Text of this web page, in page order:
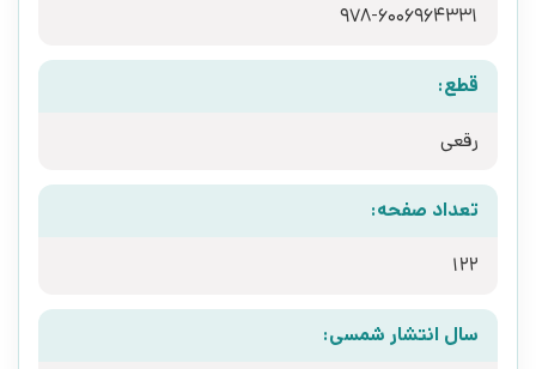
978-6006964331
قطع:
رقعی
تعداد صفحه:
122
سال انتشار شمسی: